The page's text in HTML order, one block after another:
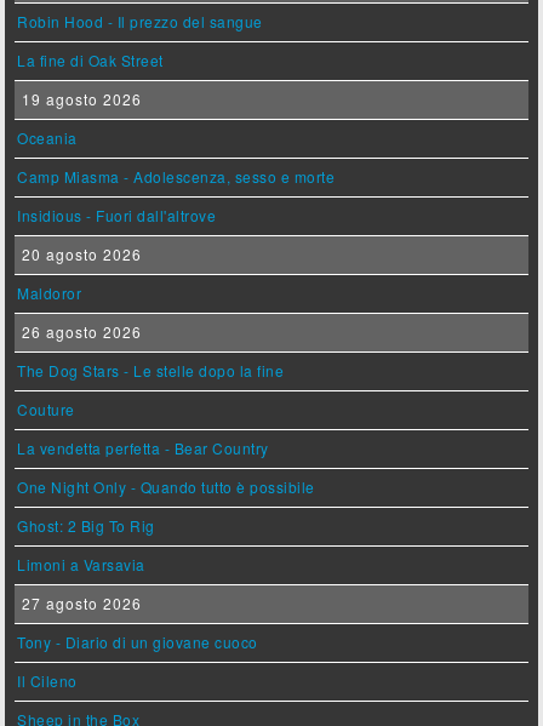
Robin Hood - Il prezzo del sangue
La fine di Oak Street
19 agosto 2026
Oceania
Camp Miasma - Adolescenza, sesso e morte
Insidious - Fuori dall'altrove
20 agosto 2026
Maldoror
26 agosto 2026
The Dog Stars - Le stelle dopo la fine
Couture
La vendetta perfetta - Bear Country
One Night Only - Quando tutto è possibile
Ghost: 2 Big To Rig
Limoni a Varsavia
27 agosto 2026
Tony - Diario di un giovane cuoco
Il Cileno
Sheep in the Box